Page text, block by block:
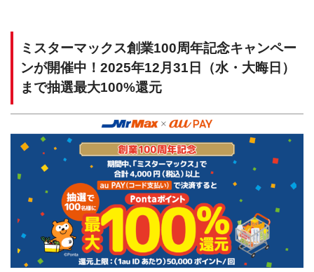
ミスターマックス創業100周年記念キャンペー
ンが開催中！2025年12月31日（水・大晦日）
まで抽選最大100%還元